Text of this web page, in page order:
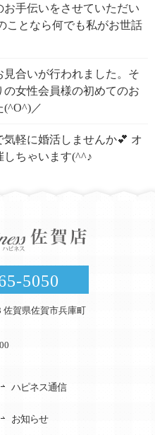
手伝いをさせていただい
ことなら何でも私がお世話
合いが行われました。そ
女性会員様の初めてのお
(^O^)／
軽に婚活しませんか💕 オ
しちゃいます(^^♪
5050
佐賀県佐賀市兵庫町
ハピネス通信
お知らせ